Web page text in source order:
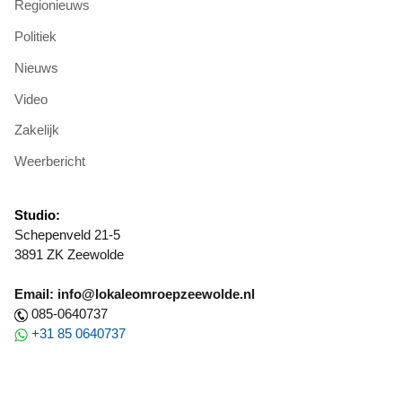
Regionieuws
Politiek
Nieuws
Video
Zakelijk
Weerbericht
Studio:
Schepenveld 21-5
3891 ZK Zeewolde
Email: info@lokaleomroepzeewolde.nl
085-0640737
+31 85 0640737